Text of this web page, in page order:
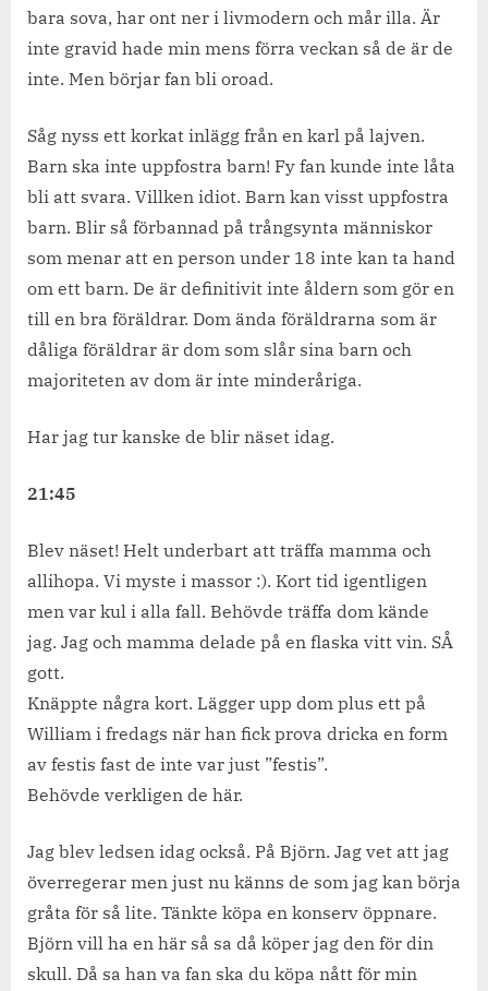
bara sova, har ont ner i livmodern och mår illa. Är
inte gravid hade min mens förra veckan så de är de
inte. Men börjar fan bli oroad.
Såg nyss ett korkat inlägg från en karl på lajven.
Barn ska inte uppfostra barn! Fy fan kunde inte låta
bli att svara. Villken idiot. Barn kan visst uppfostra
barn. Blir så förbannad på trångsynta människor
som menar att en person under 18 inte kan ta hand
om ett barn. De är definitivit inte åldern som gör en
till en bra föräldrar. Dom ända föräldrarna som är
dåliga föräldrar är dom som slår sina barn och
majoriteten av dom är inte minderåriga.
Har jag tur kanske de blir näset idag.
21:45
Blev näset! Helt underbart att träffa mamma och
allihopa. Vi myste i massor :). Kort tid igentligen
men var kul i alla fall. Behövde träffa dom kände
jag. Jag och mamma delade på en flaska vitt vin. SÅ
gott.
Knäppte några kort. Lägger upp dom plus ett på
William i fredags när han fick prova dricka en form
av festis fast de inte var just ”festis”.
Behövde verkligen de här.
Jag blev ledsen idag också. På Björn. Jag vet att jag
överregerar men just nu känns de som jag kan börja
gråta för så lite. Tänkte köpa en konserv öppnare.
Björn vill ha en här så sa då köper jag den för din
skull. Då sa han va fan ska du köpa nått för min